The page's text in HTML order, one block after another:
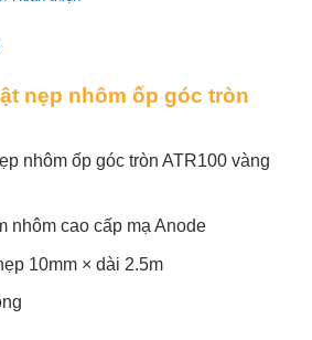
nẹp nhôm ốp góc tròn
nhôm ốp góc tròn ATR100 vàng
nhôm cao cấp mạ Anode
10mm × dài 2.5m